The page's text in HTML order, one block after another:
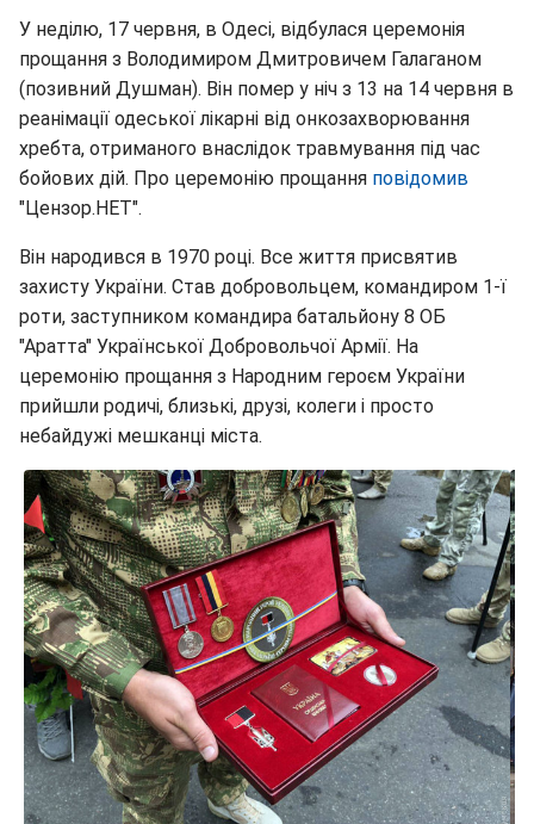
У неділю, 17 червня, в Одесі, відбулася церемонія
прощання з Володимиром Дмитровичем Галаганом
(позивний Душман). Він помер у ніч з 13 на 14 червня в
реанімації одеської лікарні від онкозахворювання
хребта, отриманого внаслідок травмування під час
бойових дій. Про церемонію прощання повідомив
"Цензор.НЕТ".
Він народився в 1970 році. Все життя присвятив
захисту України. Став добровольцем, командиром 1-ї
роти, заступником командира батальйону 8 ОБ
"Аратта" Української Добровольчої Армії. На
церемонію прощання з Народним героєм України
прийшли родичі, близькі, друзі, колеги і просто
небайдужі мешканці міста.